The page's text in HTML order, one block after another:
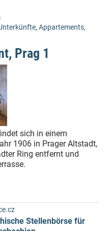
, Appartements,
Prag 1
sich in einem
1906 in Prager Altstadt,
Ring entfernt und
Stellenbörse für